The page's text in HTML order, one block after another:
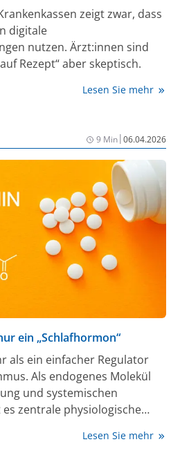
zeigt zwar, dass
digitale
nutzen. Ärzt:innen sind
Rezept“ aber skeptisch.
Lesen Sie mehr
9 Min|06.04.2026
ein „Schlafhormon“
als ein einfacher Regulator
Als endogenes Molekül
und systemischen
zentrale physiologische
zeigen aktuelle Studien,
Lesen Sie mehr